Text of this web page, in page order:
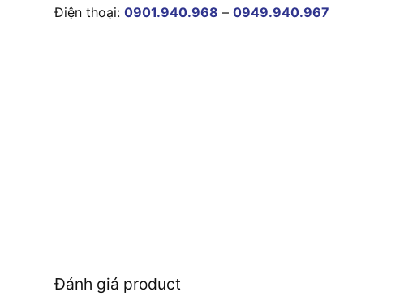
Điện thoại: 0901.940.968 – 0949.940.967
Đánh giá product